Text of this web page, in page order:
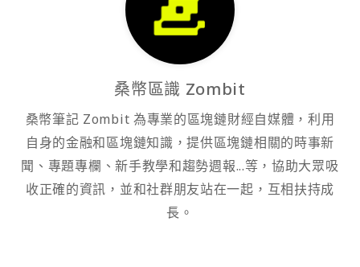
桑幣區識 Zombit
桑幣筆記 Zombit 為專業的區塊鏈財經自媒體，利用
自身的金融和區塊鏈知識，提供區塊鏈相關的時事新
聞、專題專欄、新手教學和趨勢週報...等，協助大眾吸
收正確的資訊，並和社群朋友站在一起，互相扶持成
長。